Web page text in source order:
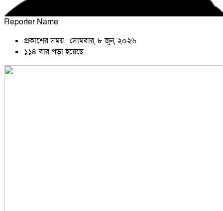
Reporter Name
প্রকাশের সময় : সোমবার, ৮ জুন, ২০২৬
১১৪ বার পড়া হয়েছে